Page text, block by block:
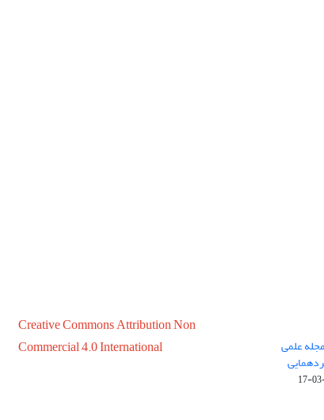
علمی
گردهمایی
Creative Commons Attribution Non
Commercial 4.0 International